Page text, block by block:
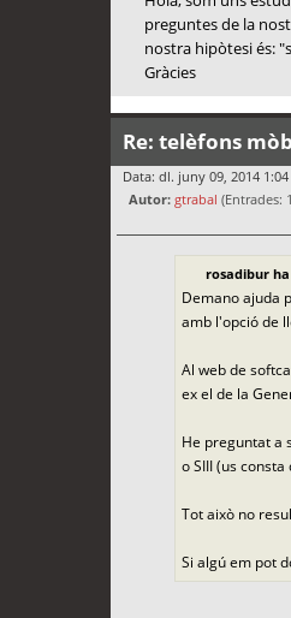
preguntes de la
nostra hipòtesi és:
Gràcies
Re: telèfons
Data: dl. juny 09, 2014
Autor: gtrabal (Entrades:
rosadibur
Demano ajuda
amb l'opció de
Al web de
ex el de la
He preguntat a
o SIII (us
Tot això no
Si algú em pot